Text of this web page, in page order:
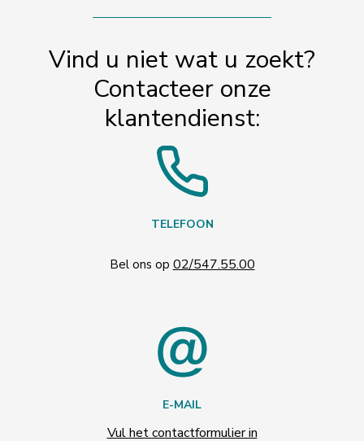
Vind u niet wat u zoekt?
Contacteer onze
klantendienst:
TELEFOON
Bel ons op 02/547.55.00
E-MAIL
Vul het contactformulier in